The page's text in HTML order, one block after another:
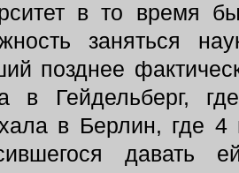
в то время
заняться
позднее
в Гейдельберг,
в Берлин, где
давать